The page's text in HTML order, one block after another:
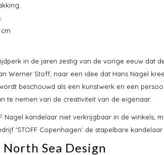
in de jaren zestig van de vorige eeuw dat
Werner Stoff, naar een idee dat Hans Nagel
beschouwd als een kunstwerk en een
te nemen van de creativiteit van de eigenaar.
Nagel kandelaar niet verkrijgbaar in de winkels,
'STOFF Copenhagen' de stapelbare
Sea Design